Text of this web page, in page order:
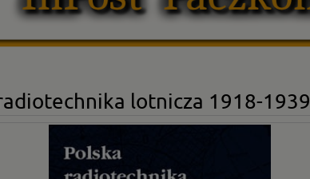
lotnicza 1918-1939